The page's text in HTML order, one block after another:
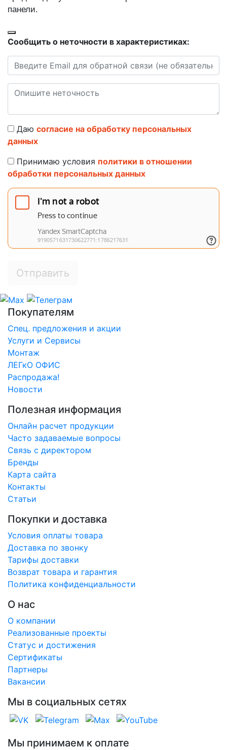
панели.
Сообщить о неточности в характеристиках:
Даю согласие на обработку персональных
данных
Принимаю условия политики в отношении
обработки персональных данных
Отправить
Покупателям
Спец. предложения и акции
Услуги и Сервисы
Монтаж
ЛЕГкО ОФИС
Распродажа!
Новости
Полезная информация
Онлайн расчет продукции
Часто задаваемые вопросы
Связь с директором
Бренды
Карта сайта
Контакты
Статьи
Покупки и доставка
Условия оплаты товара
Доставка по звонку
Тарифы доставки
Возврат товара и гарантия
Политика конфиденциальности
О нас
О компании
Реализованные проекты
Статус и достижения
Сертификаты
Партнеры
Вакансии
Мы в социальных сетях
Мы принимаем к оплате